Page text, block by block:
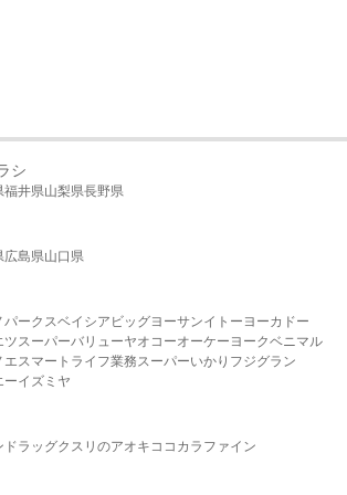
シ
福井県山梨県長野県
広島県山口県
パークスベイシア ビッグヨーサンイトーヨーカドー
ツスーパーバリューヤオコーオーケー ヨークベニマル
エスマート ライフ業務スーパーいかり フジグラン
ーイズミヤ
ドラッグクスリのアオキ ココカラファイン